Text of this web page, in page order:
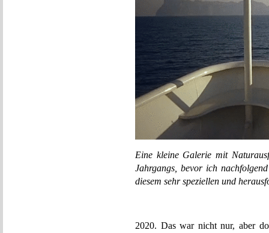
Eine kleine Galerie mit
Jahrgangs, bevor ich
diesem sehr speziellen und
2020. Das war nicht nur, aber